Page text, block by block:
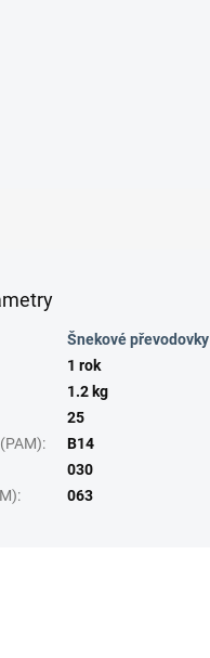
Šnekové převodovky
1 rok
1.2 kg
25
:
B14
030
: 063